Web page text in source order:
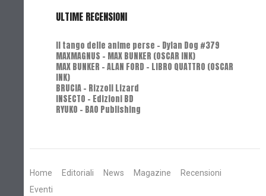
ULTIME RECENSIONI
Il tango delle anime perse - Dylan Dog #379
MAXMAGNUS – MAX BUNKER (OSCAR INK)
MAX BUNKER – ALAN FORD – LIBRO QUATTRO (OSCAR
INK)
BRUCIA - Rizzoli Lizard
INSECTO - Edizioni BD
RYUKO - BAO Publishing
Home Editoriali News Magazine
Recensioni
Eventi